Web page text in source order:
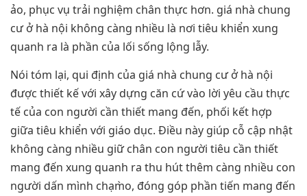
ảo, phục vụ trải nghiệm chân thực hơn. giá nhà chung
cư ở hà nội không càng nhiều là nơi tiêu khiển xung
quanh ra là phần của lối sống lộng lẫy.
Nói tóm lại, qui định của giá nhà chung cư ở hà nội
được thiết kế với xây dựng căn cứ vào lời yêu cầu thực
tế của con người cần thiết mang đến, phối kết hợp
giữa tiêu khiển với giáo dục. Điều này giúp cỗ cập nhật
không càng nhiều giữ chân con người tiêu cần thiết
mang đến xung quanh ra thu hút thêm càng nhiều con
người dấn mình chạm̀o, đóng góp phần tiến mang đến